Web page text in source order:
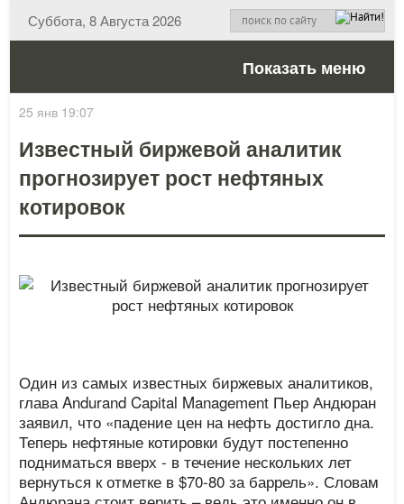
Суббота, 8 Августа 2026
Показать меню
25 янв 19:07
Известный биржевой аналитик
прогнозирует рост нефтяных
котировок
Один из самых известных биржевых аналитиков,
глава Andurand Capital Management Пьер Андюран
заявил, что «падение цен на нефть достигло дна.
Теперь нефтяные котировки будут постепенно
подниматься вверх - в течение нескольких лет
вернуться к отметке в $70-80 за баррель». Словам